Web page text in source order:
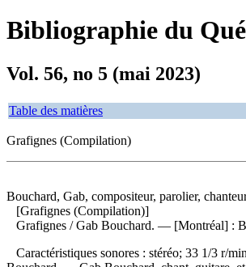
Bibliographie du
Vol. 56, no 5 (mai 2023)
Table des matières
Grafignes (Compilation)
Bouchard, Gab, compositeur, parolier,
[Grafignes (Compilation)]
Grafignes / Gab Bouchard. — [Montréal] :
Caractéristiques sonores : stéréo; 33 1/3 r/